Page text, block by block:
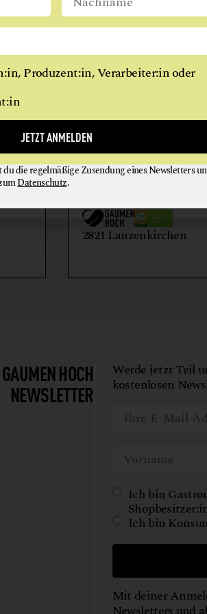
REITHALLE
RINDERHALTUNG
VITALKÜCHE
WIEN
BIO-
LILIENHOF
EIER + EIPRODUKTE
GEMÜSE
2821 Lanzenkirchen
GAUMEN HOCH
NEWSLETTER
Werde jetzt Teil
kostenlosen
Ich bin
Ich bin
Mit deiner
Produzent:in, Verarbeiter:in oder
JETZT ANMELDEN
die regelmäßige Zusendung eines Newsletters
Datenschutz.